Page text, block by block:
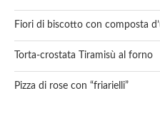
Fiori di biscotto con composta
Torta-crostata Tiramisù al forno
Pizza di rose con “friarielli”